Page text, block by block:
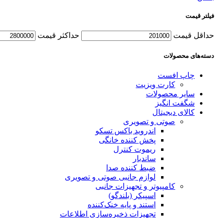
فیلتر قیمت
حداقل قیمت حداکثر قیمت
دسته‌های محصولات
چاپ افست
کارت ویزیت
سایر محصولات
شگفت انگیز
کالای دیجیتال
صوتی و تصویری
اندروید باکس تسکو
پخش کننده خانگی
ریموت کنترل
ساندبار
ضبط کننده صدا
لوازم جانبی صوتی و تصویری
کامپیوتر و تجهیزات جانبی
اسپیکر (بلندگو)
استند و پایه خنک‌کننده
تجهیزات ذخیره‌سازی اطلاعات